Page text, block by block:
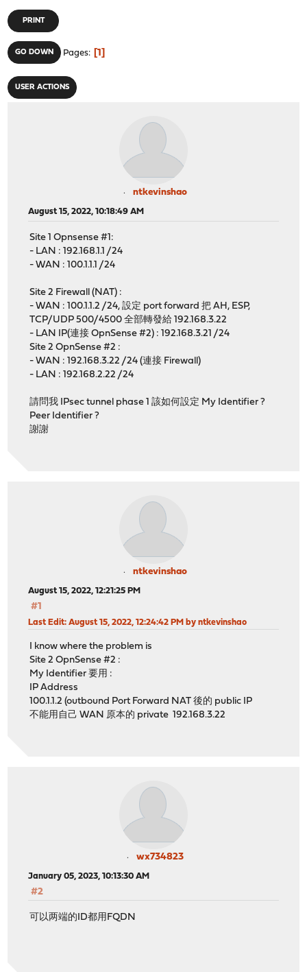
PRINT
GO DOWN Pages 1
USER ACTIONS
ntkevinshao
August 15, 2022, 10:18:49 AM
Site 1 Opnsense #1:
- LAN : 192.168.1.1 /24
- WAN : 100.1.1.1 /24
Site 2 Firewall (NAT) :
- WAN : 100.1.1.2 /24, 設定 port forward 把 AH, ESP,
TCP/UDP 500/4500 全部轉發給 192.168.3.22
- LAN IP(連接 OpnSense #2) : 192.168.3.21 /24
Site 2 OpnSense #2 :
- WAN : 192.168.3.22 /24 (連接 Firewall)
- LAN : 192.168.2.22 /24
請問我 IPsec tunnel phase 1 該如何設定 My Identifier ?
Peer Identifier ?
謝謝
ntkevinshao
August 15, 2022, 12:21:25 PM
#1
Last Edit: August 15, 2022, 12:24:42 PM by ntkevinshao
I know where the problem is
Site 2 OpnSense #2 :
My Identifier 要用 :
IP Address
100.1.1.2 (outbound Port Forward NAT 後的 public IP
不能用自己 WAN 原本的 private 192.168.3.22
wx734823
January 05, 2023, 10:13:30 AM
#2
可以两端的ID都用FQDN